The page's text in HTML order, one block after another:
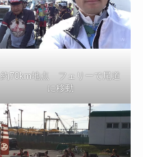
約70km地点 フェリーで尾道
に移動